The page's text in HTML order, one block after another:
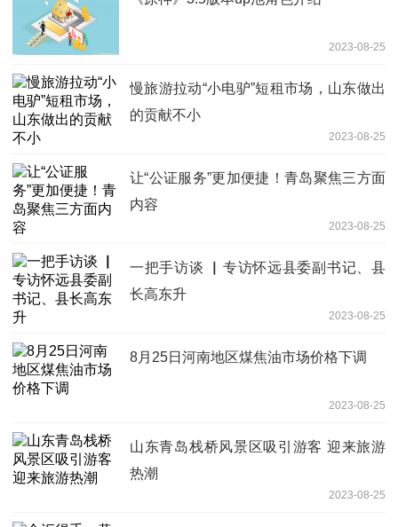
2023-08-25
慢旅游拉动“小电驴”短租市场，山东做出
的贡献不小
2023-08-25
让“公证服务”更加便捷！青岛聚焦三方面
内容
2023-08-25
一把手访谈 ▏专访怀远县委副书记、县
长高东升
2023-08-25
8月25日河南地区煤焦油市场价格下调
2023-08-25
山东青岛栈桥风景区吸引游客 迎来旅游
热潮
2023-08-25